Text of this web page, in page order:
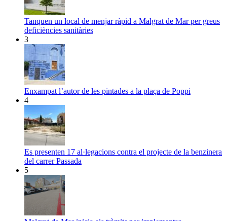
Tanquen un local de menjar ràpid a Malgrat de Mar per greus
deficiències sanitàries
3
Enxampat l’autor de les pintades a la plaça de Poppi
4
Es presenten 17 al·legacions contra el projecte de la benzinera
del carrer Passada
5